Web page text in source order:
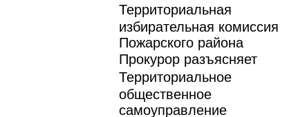
Территориальная
избирательная комиссия
Пожарского района
Прокурор разъясняет
Территориальное
общественное
самоуправление